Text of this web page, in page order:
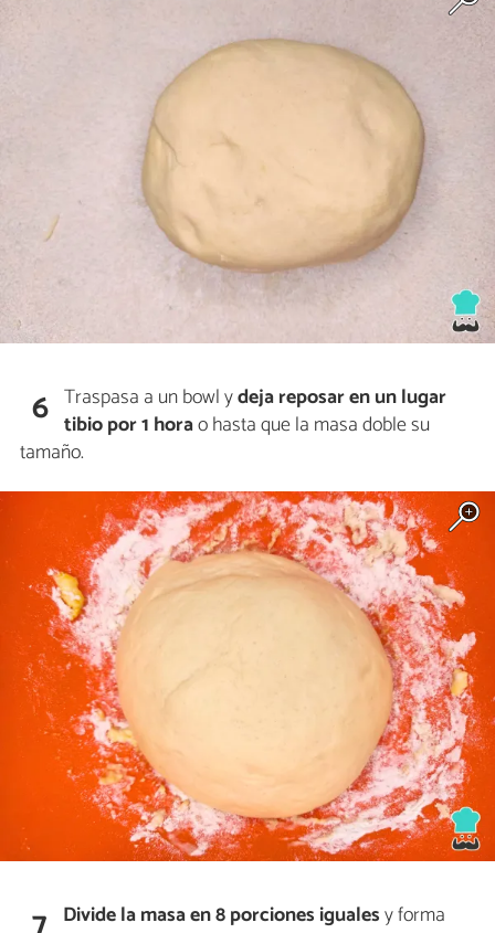
6 Traspasa a un bowl ydeja reposar en un lugar
tibio por 1 horao hasta que la masa doble su
tamaño.
Divide la masa en 8 porciones igualesy forma